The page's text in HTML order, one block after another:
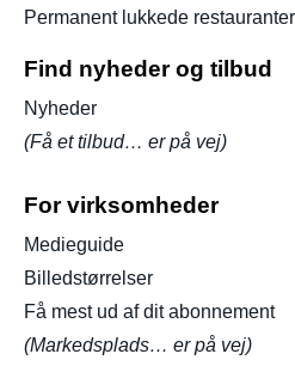
Permanent lukkede restauranter
Find nyheder og tilbud
Nyheder
(Få et tilbud… er på vej)
For virksomheder
Medieguide
Billedstørrelser
Få mest ud af dit abonnement
(Markedsplads… er på vej)